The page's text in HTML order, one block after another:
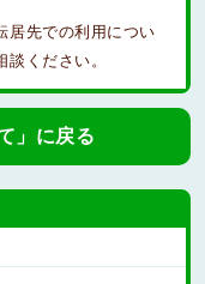
居先での利用につい
ください。
」に戻る